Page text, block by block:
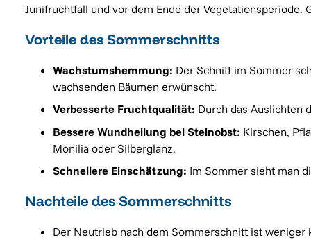
Junifruchtfall und vor dem Ende der
Vorteile des Sommerschnitts
Wachstumshemmung: Der Schnitt im Sommer
wachsenden Bäumen erwünscht.
Verbesserte Fruchtqualität: Durch das Auslichten
Bessere Wundheilung bei Steinobst: Kirschen,
Monilia oder Silberglanz.
Schnellere Einschätzung: Im Sommer sieht man
Nachteile des Sommerschnitts
Der Neutrieb nach dem Sommerschnitt ist weniger